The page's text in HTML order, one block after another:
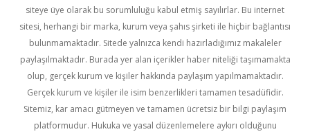
siteye üye olarak bu sorumluluğu kabul etmiş sayılırlar. Bu internet
sitesi, herhangi bir marka, kurum veya şahıs şirketi ile hiçbir bağlantısı
bulunmamaktadır. Sitede yalnızca kendi hazırladığımız makaleler
paylaşılmaktadır. Burada yer alan içerikler haber niteliği taşımamakta
olup, gerçek kurum ve kişiler hakkında paylaşım yapılmamaktadır.
Gerçek kurum ve kişiler ile isim benzerlikleri tamamen tesadüfidir.
Sitemiz, kar amacı gütmeyen ve tamamen ücretsiz bir bilgi paylaşım
platformudur. Hukuka ve yasal düzenlemelere aykırı olduğunu